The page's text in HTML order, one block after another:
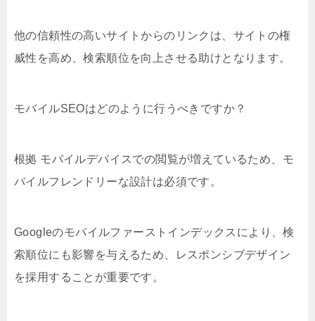
他の信頼性の高いサイトからのリンクは、サイトの権
威性を高め、検索順位を向上させる助けとなります。
モバイルSEOはどのように行うべきですか？
根拠 モバイルデバイスでの閲覧が増えているため、モ
バイルフレンドリーな設計は必須です。
Googleのモバイルファーストインデックスにより、検
索順位にも影響を与えるため、レスポンシブデザイン
を採用することが重要です。